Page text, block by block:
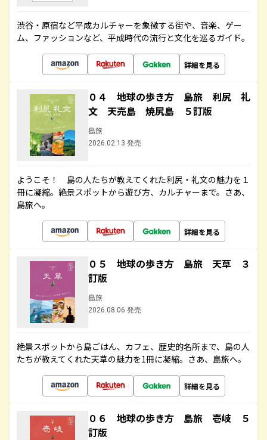
渋谷・原宿など平成カルチャーを象徴する街や、音楽、ゲー
ム、ファッションなど、平成時代の流行と文化を巡るガイド。
詳細を見る
０４ 地球の歩き方 島旅 利尻 礼
文 天売島 焼尻島 ５訂版
島旅
2026.02.13 発売
ようこそ！ 島の人たちが教えてくれた利尻・礼文の魅力を１
冊に凝縮。絶景スポットから遊び方、カルチャーまで。さあ、
島旅へ。
詳細を見る
０５ 地球の歩き方 島旅 天草 ３
訂版
島旅
2026.08.06 発売
絶景スポットから島ごはん、カフェ、歴史的名所まで、島の人
たちが教えてくれた天草の魅力を1冊に凝縮。さあ、島旅へ。
詳細を見る
０６ 地球の歩き方 島旅 壱岐 ５
訂版